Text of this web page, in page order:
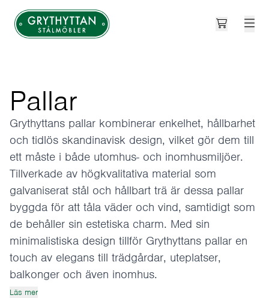
Open
Pallar
Grythyttans pallar kombinerar enkelhet, hållbarhet
och tidlös skandinavisk design, vilket gör dem till
ett måste i både utomhus- och inomhusmiljöer.
Tillverkade av högkvalitativa material som
galvaniserat stål och hållbart trä är dessa pallar
byggda för att tåla väder och vind, samtidigt som
de behåller sin estetiska charm. Med sin
minimalistiska design tillför Grythyttans pallar en
touch av elegans till trädgårdar, uteplatser,
balkonger och även inomhus.
Läs mer